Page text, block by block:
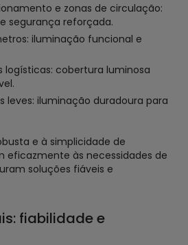
e zonas de circulação:
segurança reforçada.
iluminação funcional e
logísticas: cobertura luminosa
leves: iluminação duradoura para
e à simplicidade de
eficazmente às necessidades de
soluções fiáveis e
fiabilidade e